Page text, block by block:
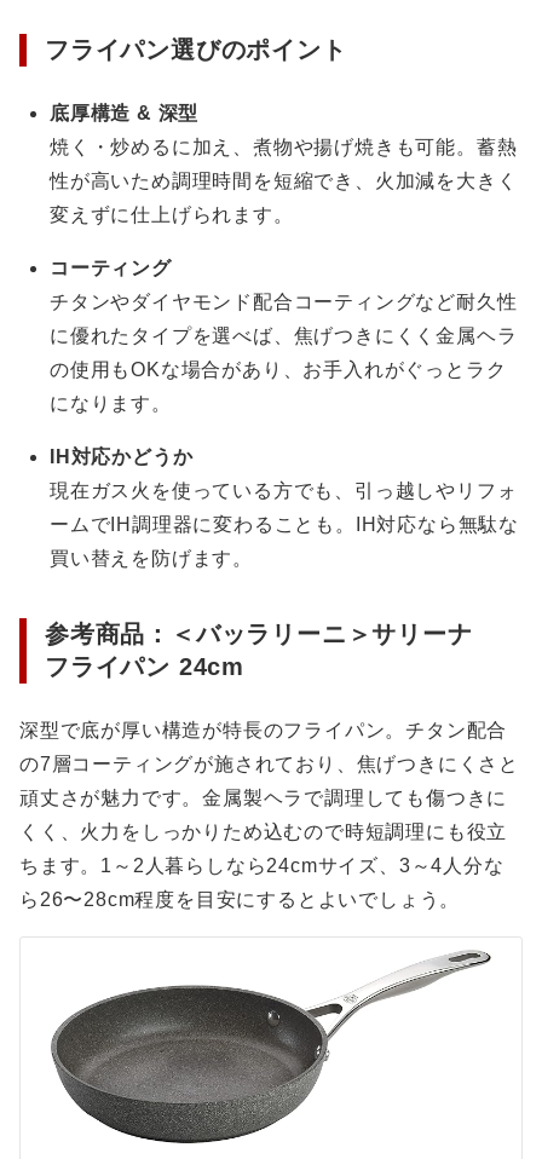
フライパン選びのポイント
底厚構造 & 深型
焼く・炒めるに加え、煮物や揚げ焼きも可能。蓄熱
性が高いため調理時間を短縮でき、火加減を大きく
変えずに仕上げられます。
コーティング
チタンやダイヤモンド配合コーティングなど耐久性
に優れたタイプを選べば、焦げつきにくく金属ヘラ
の使用もOKな場合があり、お手入れがぐっとラク
になります。
IH対応かどうか
現在ガス火を使っている方でも、引っ越しやリフォ
ームでIH調理器に変わることも。IH対応なら無駄な
買い替えを防げます。
参考商品：＜バッラリーニ＞サリーナ
フライパン 24cm
深型で底が厚い構造が特長のフライパン。チタン配合
の7層コーティングが施されており、焦げつきにくさと
頑丈さが魅力です。金属製ヘラで調理しても傷つきに
くく、火力をしっかりため込むので時短調理にも役立
ちます。1～2人暮らしなら24cmサイズ、3～4人分な
ら26〜28cm程度を目安にするとよいでしょう。